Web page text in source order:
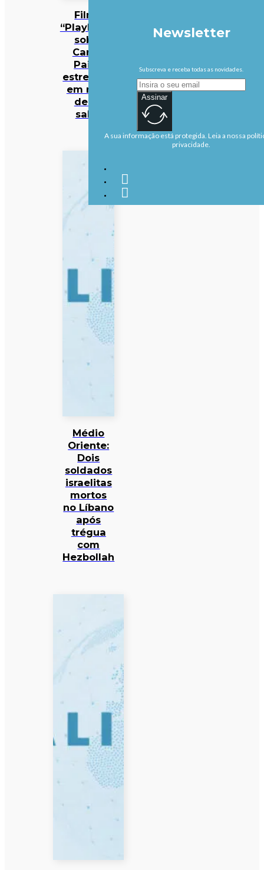
Filme
“Playback”
sobre
Carlos
Paião
estreia-se
em mais
de 50
salas
Médio
Oriente:
Dois
soldados
israelitas
mortos
no Líbano
após
trégua
com
Hezbollah
Newsletter
Subscreva e receba todas as novidades.
Assinar
A sua informação está protegida. Leia a nossa
privacidade.